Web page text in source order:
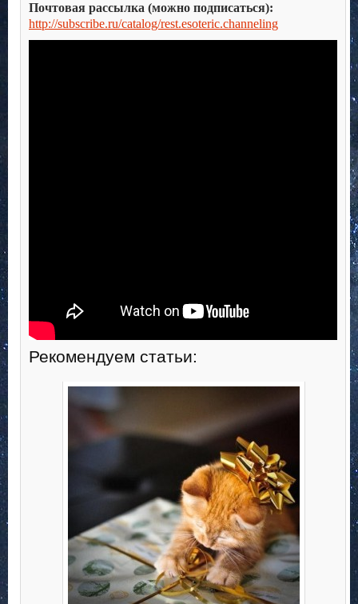
Почтовая рассылка (можно подписаться):
http://subscribe.ru/catalog/rest.esoteric.channeling
Рекомендуем статьи: